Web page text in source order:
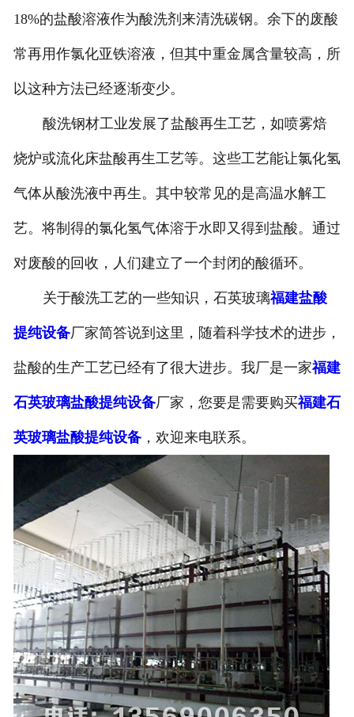
18%的盐酸溶液作为酸洗剂来清洗碳钢。余下的废酸
常再用作氯化亚铁溶液，但其中重金属含量较高，所
以这种方法已经逐渐变少。
酸洗钢材工业发展了盐酸再生工艺，如喷雾焙
烧炉或流化床盐酸再生工艺等。这些工艺能让氯化氢
气体从酸洗液中再生。其中较常见的是高温水解工
艺。将制得的氯化氢气体溶于水即又得到盐酸。通过
对废酸的回收，人们建立了一个封闭的酸循环。
关于酸洗工艺的一些知识，石英玻璃福建盐酸
提纯设备厂家简答说到这里，随着科学技术的进步，
盐酸的生产工艺已经有了很大进步。我厂是一家福建
石英玻璃盐酸提纯设备厂家，您要是需要购买福建石
英玻璃盐酸提纯设备，欢迎来电联系。